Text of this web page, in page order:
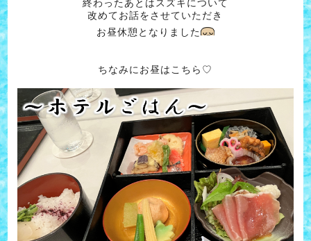
終わったあとはスズキについて
改めてお話をさせていただき
お昼休憩となりました
ちなみにお昼はこちら♡